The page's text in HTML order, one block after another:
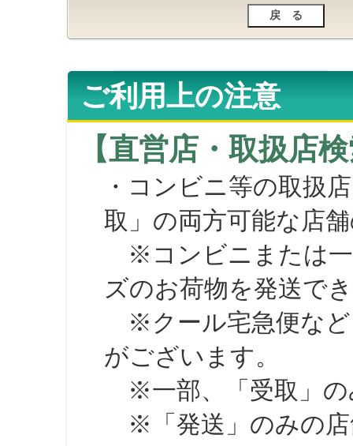
ご利用上の注意
【直営店・取扱店
・コンビニ等の取扱
取」の両方可能な店
※コンビニまたは一
ズのお荷物を発送で
※クール宅急便など
がございます。
※一部、「受取」の
※「発送」のみの店